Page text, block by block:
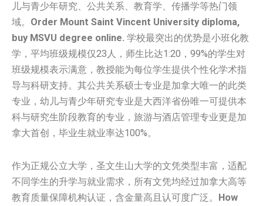
儿与青少年研究、公共关系、教育学、传播学等热门领
域。 Order Mount Saint Vincent University diploma,
buy MSVU degree online. 学校最突出的优势是小班化教
学，平均班级规模仅23人，师生比达1:20，99%的学生对
班级规模表示满意，教授能为每位学生提供个性化学术指
导与科研支持。其公共关系硕士专业是加拿大唯一的此类
专业，幼儿与青少年研究专业是大西洋省份唯一可提供本
科与研究生阶段教育的专业，旅游与酒店管理专业更是加
拿大首创，毕业生就业率达100%。
作为正规公立大学，圣文生山大学的文凭类型丰富，适配
不同学生的升学与就业需求，所有文凭均经过加拿大高等
教育质量保障机构认证，含金量高且认可度广泛。 How